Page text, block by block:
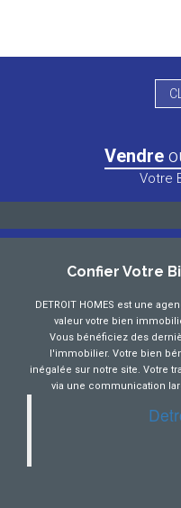
Vendre
Votre
Confier Votre
DETROIT HOMES est une
valeur votre bien
Vous bénéficiez des
l'immobilier. Votre bien
inégalée sur notre site. Votre
via une communication